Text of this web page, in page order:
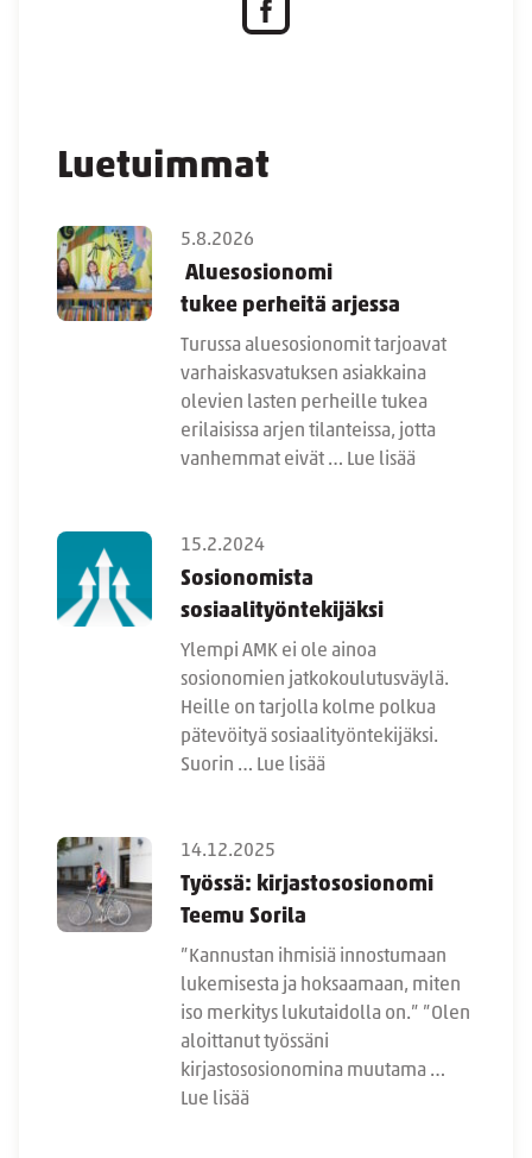
Luetuimmat
5.8.2026
Aluesosionomi
tukee perheitä arjessa
Turussa aluesosionomit tarjoavat
varhaiskasvatuksen asiakkaina
olevien lasten perheille tukea
erilaisissa arjen tilanteissa, jotta
vanhemmat eivät … Lue lisää
15.2.2024
Sosionomista
sosiaalityöntekijäksi
Ylempi AMK ei ole ainoa
sosionomien jatkokoulutusväylä.
Heille on tarjolla kolme polkua
pätevöityä sosiaalityöntekijäksi.
Suorin … Lue lisää
14.12.2025
Työssä: kirjastososionomi
Teemu Sorila
”Kannustan ihmisiä innostumaan
lukemisesta ja hoksaamaan, miten
iso merkitys lukutaidolla on.” ”Olen
aloittanut työssäni
kirjastososionomina muutama …
Lue lisää